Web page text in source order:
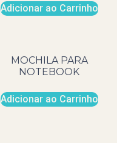
Adicionar ao Carrinho
MOCHILA PARA
NOTEBOOK
Adicionar ao Carrinho